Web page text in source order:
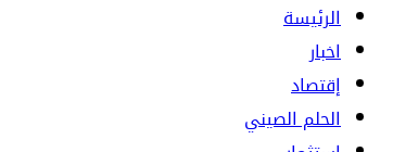
الرئيسة
اخبار
إقتصاد
الحلم الصيني